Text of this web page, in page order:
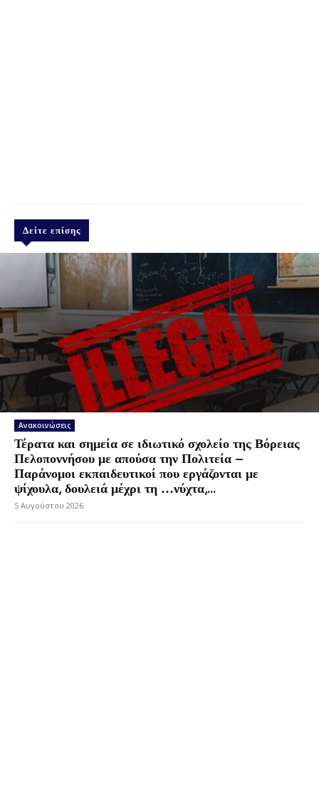
Δείτε επίσης
Ανακοινώσεις
Τέρατα και σημεία σε ιδιωτικό σχολείο της Βόρειας
Πελοποννήσου με απούσα την Πολιτεία –
Παράνομοι εκπαιδευτικοί που εργάζονται με
ψίχουλα, δουλειά μέχρι τη …νύχτα,...
5 Αυγούστου 2026